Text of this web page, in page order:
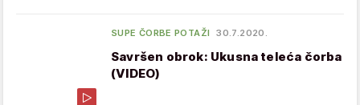
SUPE ČORBE POTAŽI 30.7.2020.
Savršen obrok: Ukusna teleća čorba
(VIDEO)